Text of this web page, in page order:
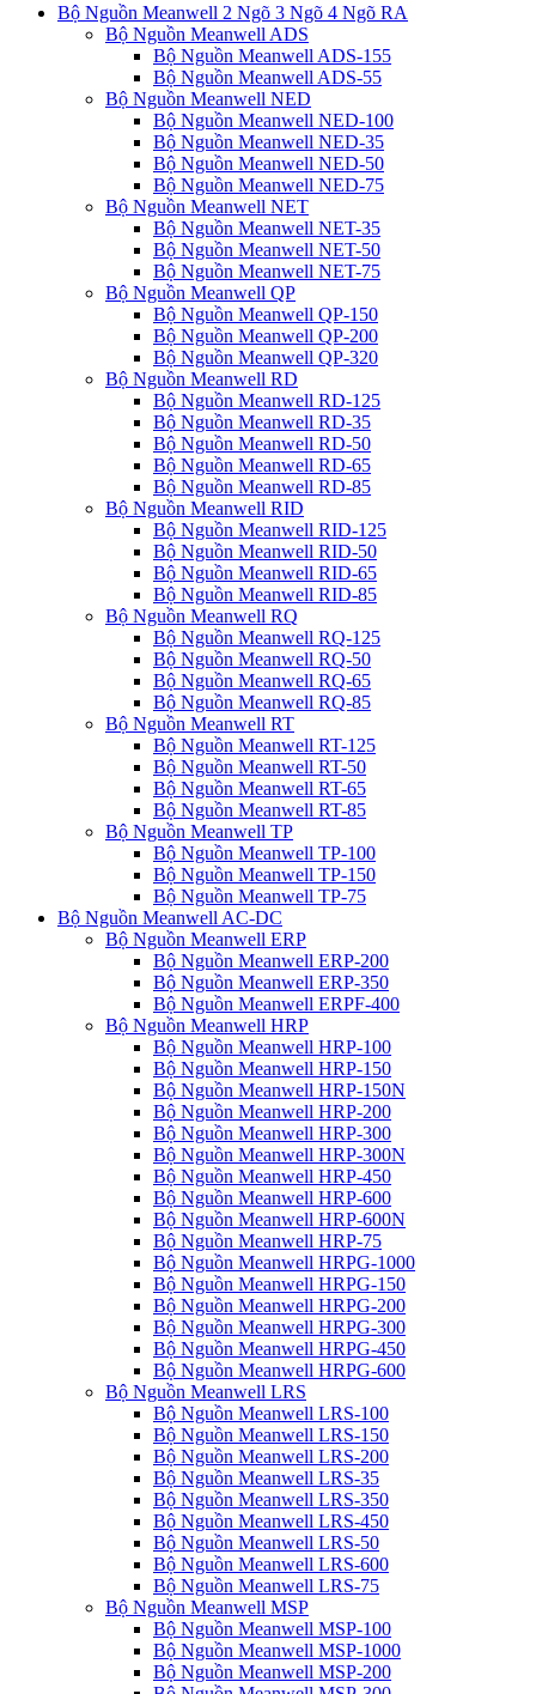
Bộ Nguồn Meanwell 2 Ngõ 3 Ngõ 4 Ngõ RA
Bộ Nguồn Meanwell ADS
Bộ Nguồn Meanwell ADS-155
Bộ Nguồn Meanwell ADS-55
Bộ Nguồn Meanwell NED
Bộ Nguồn Meanwell NED-100
Bộ Nguồn Meanwell NED-35
Bộ Nguồn Meanwell NED-50
Bộ Nguồn Meanwell NED-75
Bộ Nguồn Meanwell NET
Bộ Nguồn Meanwell NET-35
Bộ Nguồn Meanwell NET-50
Bộ Nguồn Meanwell NET-75
Bộ Nguồn Meanwell QP
Bộ Nguồn Meanwell QP-150
Bộ Nguồn Meanwell QP-200
Bộ Nguồn Meanwell QP-320
Bộ Nguồn Meanwell RD
Bộ Nguồn Meanwell RD-125
Bộ Nguồn Meanwell RD-35
Bộ Nguồn Meanwell RD-50
Bộ Nguồn Meanwell RD-65
Bộ Nguồn Meanwell RD-85
Bộ Nguồn Meanwell RID
Bộ Nguồn Meanwell RID-125
Bộ Nguồn Meanwell RID-50
Bộ Nguồn Meanwell RID-65
Bộ Nguồn Meanwell RID-85
Bộ Nguồn Meanwell RQ
Bộ Nguồn Meanwell RQ-125
Bộ Nguồn Meanwell RQ-50
Bộ Nguồn Meanwell RQ-65
Bộ Nguồn Meanwell RQ-85
Bộ Nguồn Meanwell RT
Bộ Nguồn Meanwell RT-125
Bộ Nguồn Meanwell RT-50
Bộ Nguồn Meanwell RT-65
Bộ Nguồn Meanwell RT-85
Bộ Nguồn Meanwell TP
Bộ Nguồn Meanwell TP-100
Bộ Nguồn Meanwell TP-150
Bộ Nguồn Meanwell TP-75
Bộ Nguồn Meanwell AC-DC
Bộ Nguồn Meanwell ERP
Bộ Nguồn Meanwell ERP-200
Bộ Nguồn Meanwell ERP-350
Bộ Nguồn Meanwell ERPF-400
Bộ Nguồn Meanwell HRP
Bộ Nguồn Meanwell HRP-100
Bộ Nguồn Meanwell HRP-150
Bộ Nguồn Meanwell HRP-150N
Bộ Nguồn Meanwell HRP-200
Bộ Nguồn Meanwell HRP-300
Bộ Nguồn Meanwell HRP-300N
Bộ Nguồn Meanwell HRP-450
Bộ Nguồn Meanwell HRP-600
Bộ Nguồn Meanwell HRP-600N
Bộ Nguồn Meanwell HRP-75
Bộ Nguồn Meanwell HRPG-1000
Bộ Nguồn Meanwell HRPG-150
Bộ Nguồn Meanwell HRPG-200
Bộ Nguồn Meanwell HRPG-300
Bộ Nguồn Meanwell HRPG-450
Bộ Nguồn Meanwell HRPG-600
Bộ Nguồn Meanwell LRS
Bộ Nguồn Meanwell LRS-100
Bộ Nguồn Meanwell LRS-150
Bộ Nguồn Meanwell LRS-200
Bộ Nguồn Meanwell LRS-35
Bộ Nguồn Meanwell LRS-350
Bộ Nguồn Meanwell LRS-450
Bộ Nguồn Meanwell LRS-50
Bộ Nguồn Meanwell LRS-600
Bộ Nguồn Meanwell LRS-75
Bộ Nguồn Meanwell MSP
Bộ Nguồn Meanwell MSP-100
Bộ Nguồn Meanwell MSP-1000
Bộ Nguồn Meanwell MSP-200